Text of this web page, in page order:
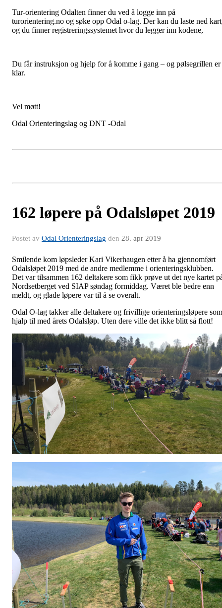
Tur-orientering Odalten finner du ved å logge inn på
turorientering.no og søke opp Odal o-lag. Der kan du laste ned
og du finner registreringssystemet hvor du legger inn kodene,
Du får instruksjon og hjelp for å komme i gang – og pølsegrillen er
klar.
Vel møtt!
Odal Orienteringslag og DNT -Odal
162 løpere på Odalsløpet 2019
Postet av Odal Orienteringslag den 28. apr 2019
Smilende kom løpsleder Kari Vikerhaugen etter å ha gjennomført
Odalsløpet 2019 med de andre medlemme i orienteringsklubben.
Det var tilsammen 162 deltakere som fikk prøve ut det nye kartet
Nordsetberget ved SIAP søndag formiddag. Været ble bedre enn
meldt, og glade løpere var til å se overalt.
Odal O-lag takker alle deltakere og frivillige orienteringsløpere som
hjalp til med årets Odalsløp. Uten dere ville det ikke blitt så flott!